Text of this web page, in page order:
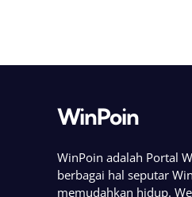
WinPoin
WinPoin adalah Portal
berbagai hal seputar
memudahkan hidup.